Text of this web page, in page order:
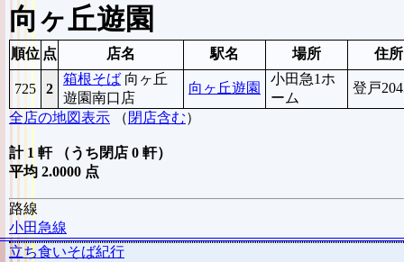
向ヶ丘遊園
順位 点 店名 駅名 場所 住所
725 2
箱根そば 向ヶ丘
遊園南口店
向ヶ丘遊園
小田急1ホ
ーム
登戸
全店の地図表示 （ 閉店含む）
計 1 軒 （うち閉店 0 軒）
平均 2.0000 点
路線
小田急線
立ち食いそば紀行